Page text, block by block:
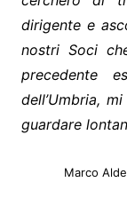
dirigente e
nostri Soci
precedente
dell’Umbria,
guardare
Marco